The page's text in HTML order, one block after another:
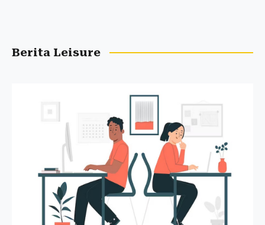
Berita Leisure